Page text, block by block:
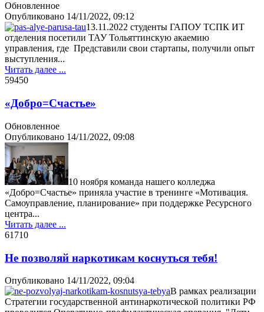
Обновленное
Опубликовано 14/11/2022, 09:12
13.11.2022 студенты ГАПОУ ТСПК ИТ
отделения посетили ТАУ Тольяттинскую акаемию
управления, где Представили свои стартапы, получили опыт
выступления...
Читать далее ...
59450
«Добро=Счастье»
Обновленное
Опубликовано 14/11/2022, 09:08
10 ноября команда нашего колледжа
«Добро=Счастье» приняла участие в тренинге «Мотивация.
Самоуправление, планирование» при поддержке Ресурсного
центра...
Читать далее ...
61710
Не позволяй наркотикам коснуться тебя!
Опубликовано 14/11/2022, 09:04
В рамках реализации
Стратегии государственной антинаркотической политики РФ